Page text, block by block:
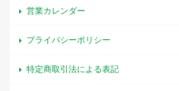
営業カレンダー
プライバシーポリシー
特定商取引法による表記